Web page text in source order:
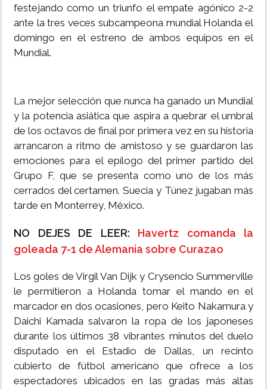
festejando como un triunfo el empate agónico 2-2
ante la tres veces subcampeona mundial Holanda el
domingo en el estreno de ambos equipos en el
Mundial.
La mejor selección que nunca ha ganado un Mundial
y la potencia asiática que aspira a quebrar el umbral
de los octavos de final por primera vez en su historia
arrancaron a ritmo de amistoso y se guardaron las
emociones para el epílogo del primer partido del
Grupo F, que se presenta como uno de los más
cerrados del certamen. Suecia y Túnez jugaban más
tarde en Monterrey, México.
NO DEJES DE LEER: Havertz comanda la
goleada 7-1 de Alemania sobre Curazao
Los goles de Virgil Van Dijk y Crysencio Summerville
le permitieron a Holanda tomar el mando en el
marcador en dos ocasiones, pero Keito Nakamura y
Daichi Kamada salvaron la ropa de los japoneses
durante los últimos 38 vibrantes minutos del duelo
disputado en el Estadio de Dallas, un recinto
cubierto de fútbol americano que ofrece a los
espectadores ubicados en las gradas más altas